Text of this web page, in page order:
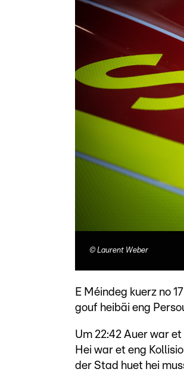
© Laurent Weber
E Méindeg kuerz no
gouf heibäi eng
Um 22:42 Auer war
Hei war et eng
der Stad huet hei